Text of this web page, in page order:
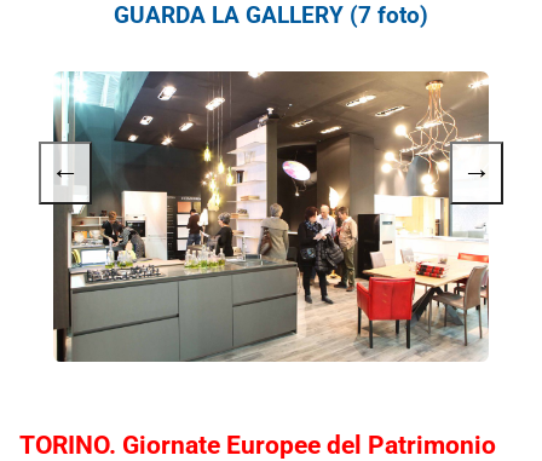
GUARDA LA GALLERY (7 foto)
← →
TORINO. Giornate Europee del Patrimonio